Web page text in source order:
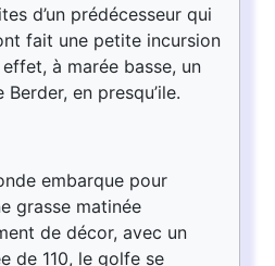
d’un prédécesseur qui
fait une petite incursion
à marée basse, un
en presqu’ile.
embarque pour
grasse matinée
de décor, avec un
de 110, le golfe se